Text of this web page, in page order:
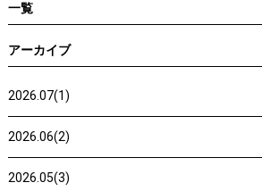
一覧
アーカイブ
2026.07(1)
2026.06(2)
2026.05(3)